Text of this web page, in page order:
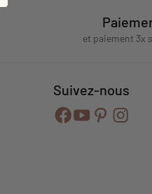
et paiement 3x
Suivez-nous